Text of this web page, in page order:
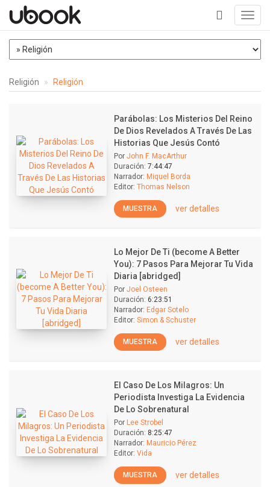
+
Religión Religión
Parábolas: Los Misterios Del Reino
De Dios Revelados A Través De Las
Historias Que Jesús Contó
Por John F. MacArthur
Duración: 7:44:47
Narrador: Miquel Borda
Editor: Thomas Nelson
MUESTRA ver detalles
Lo Mejor De Ti (become A Better
You): 7 Pasos Para Mejorar Tu Vida
Diaria [abridged]
Por Joel Osteen
Duración: 6:23:51
Narrador: Edgar Sotelo
Editor: Simon & Schuster
MUESTRA ver detalles
El Caso De Los Milagros: Un
Periodista Investiga La Evidencia
De Lo Sobrenatural
Por Lee Strobel
Duración: 8:25:47
Narrador: Mauricio Pérez
Editor: Vida
MUESTRA ver detalles